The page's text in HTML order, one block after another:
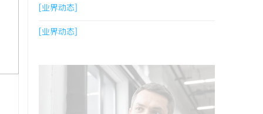
[业界动态]
[业界动态]